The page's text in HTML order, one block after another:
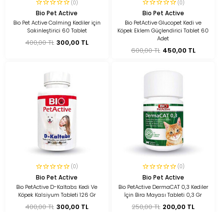
(0)
Bio Pet Active
Bio Pet Active Calming Kediler için
Sakinleştirici 60 Tablet
400,00 TL 300,00 TL
(0)
Bio Pet Active
Bio PetActive Glucopet Kedi ve
Köpek Eklem Güçlendirici Tablet 60
Adet
600,00 TL 450,00 TL
(0)
Bio Pet Active
Bio PetActive D-Kaltabs Kedi Ve
Köpek Kalsiyum Tableti 126 Gr
400,00 TL 300,00 TL
(0)
Bio Pet Active
Bio PetActive DermaCAT 0,3 Kediler
İçin Bira Mayası Tableti 0,3 Gr
250,00 TL 200,00 TL